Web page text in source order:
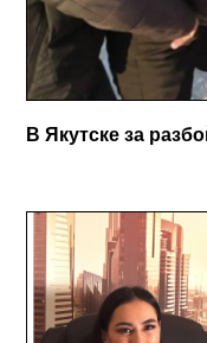
В Якутске за